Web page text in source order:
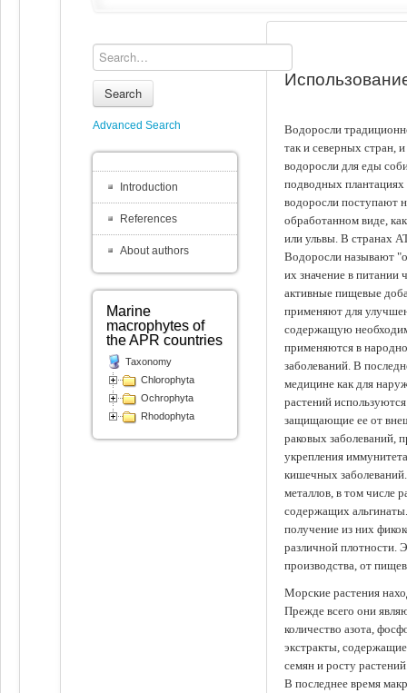
Водоросли
так и северных стран,
водоросли для еды
подводных
водоросли поступают
обработанном виде,
или ульвы. В странах
Водоросли называют
их значение в питании
активные пищевые
применяют для
содержащую
применяются в
заболеваний. В
медицине как для
растений
защищающие ее от
раковых заболеваний,
укрепления
кишечных
металлов, в том числе
содержащих
получение из них
различной плотности.
производства, от
Морские растения
Прежде всего они
количество азота,
экстракты,
семян и росту
В последнее время
Search
Advanced Search
Introduction
References
About authors
Marine
macrophytes of
the APR countries
Taxonomy
Chlorophyta
Ochrophyta
Rhodophyta